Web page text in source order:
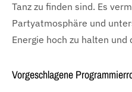
Tanz zu finden sind. Es
Partyatmosphäre und
Energie hoch zu halten
Vorgeschlagene